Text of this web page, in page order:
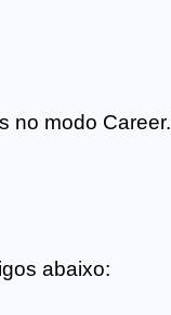
no modo Career.
abaixo: